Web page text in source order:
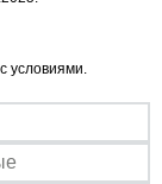
условиями.